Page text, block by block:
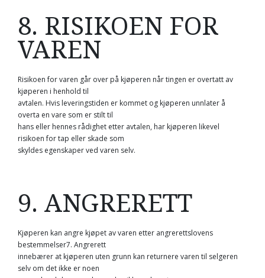
8. RISIKOEN FOR
VAREN
Risikoen for varen går over på kjøperen når tingen er overtatt av
kjøperen i henhold til
avtalen. Hvis leveringstiden er kommet og kjøperen unnlater å
overta en vare som er stilt til
hans eller hennes rådighet etter avtalen, har kjøperen likevel
risikoen for tap eller skade som
skyldes egenskaper ved varen selv.
9. ANGRERETT
Kjøperen kan angre kjøpet av varen etter angrerettslovens
bestemmelser7. Angrerett
innebærer at kjøperen uten grunn kan returnere varen til selgeren
selv om det ikke er noen